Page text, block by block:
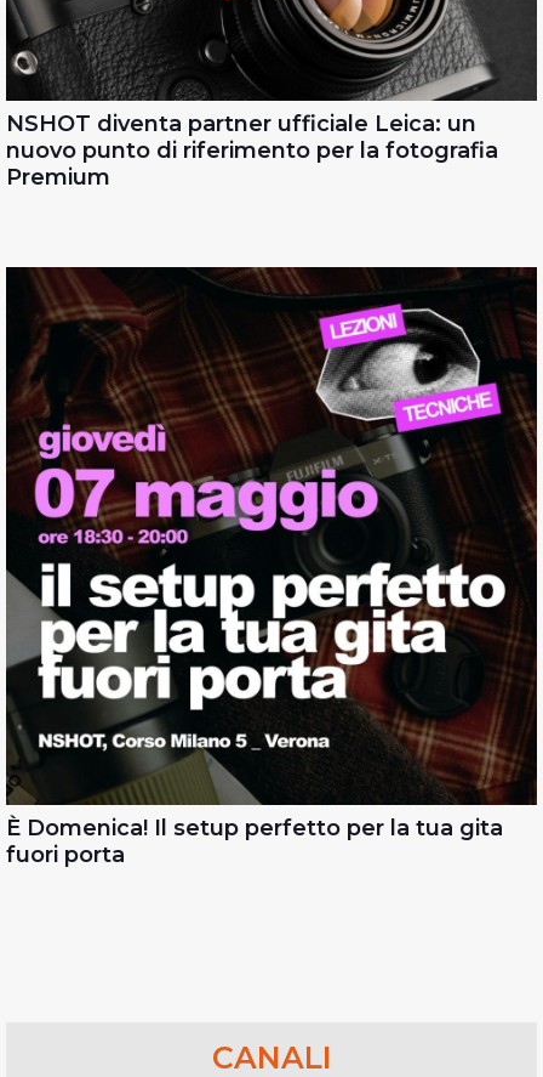
NSHOT diventa partner ufficiale Leica: un
nuovo punto di riferimento per la fotografia
Premium
È Domenica! Il setup perfetto per la tua gita
fuori porta
CANALI